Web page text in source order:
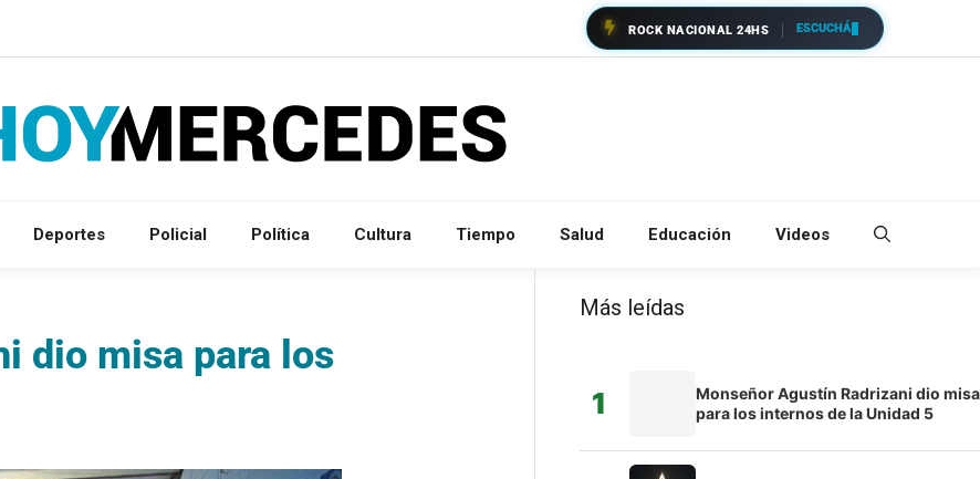
ROCK NACIONAL 24HS ESCUCHÁ
Deportes Policial Política Cultura Tiempo Salud Educación Videos
dio misa para los
Más leídas
1
Monseñor Agustín Radrizani dio misa
para los internos de la Unidad 5